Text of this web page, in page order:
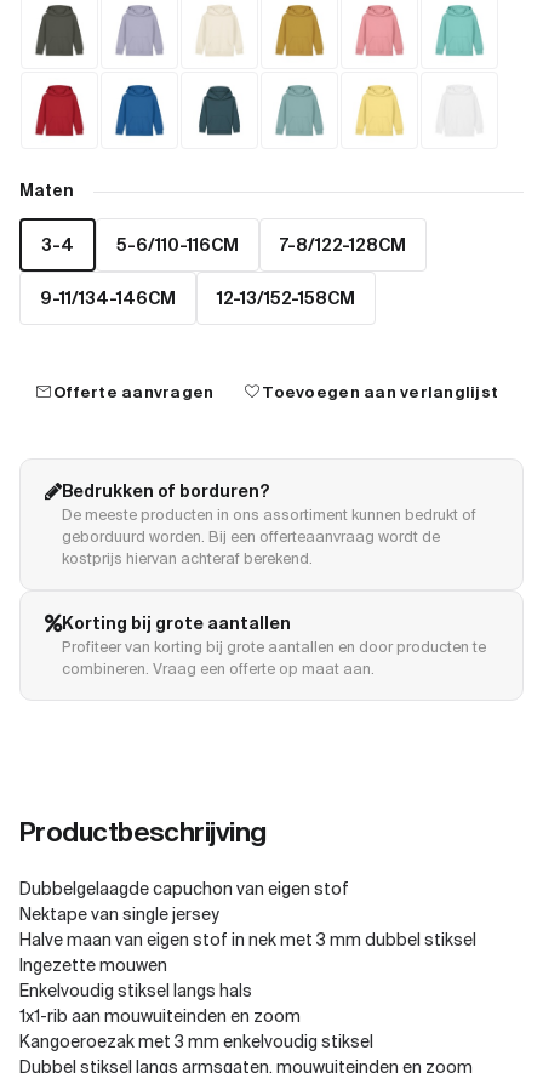
Maten
3-4 5-6/110-116CM 7-8/122-128CM
9-11/134-146CM 12-13/152-158CM
mailOfferte aanvragen favoriteToevoegen aan verlanglijst
Bedrukken of borduren?
De meeste producten in ons assortiment kunnen bedrukt of
geborduurd worden. Bij een offerteaanvraag wordt de
kostprijs hiervan achteraf berekend.
Korting bij grote aantallen
Profiteer van korting bij grote aantallen en door producten te
combineren. Vraag een offerte op maat aan.
Productbeschrijving
Dubbelgelaagde capuchon van eigen stof
Nektape van single jersey
Halve maan van eigen stof in nek met 3 mm dubbel stiksel
Ingezette mouwen
Enkelvoudig stiksel langs hals
1x1-rib aan mouwuiteinden en zoom
Kangoeroezak met 3 mm enkelvoudig stiksel
Dubbel stiksel langs armsgaten, mouwuiteinden en zoom